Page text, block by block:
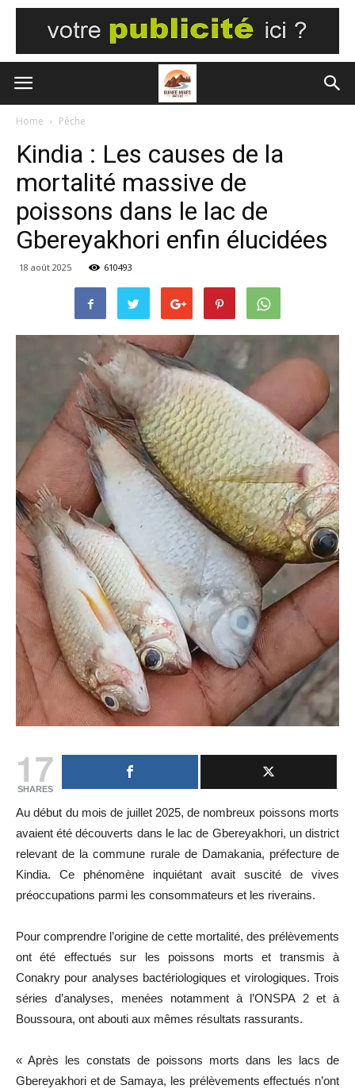
Home Pêche
Kindia : Les causes de la
mortalité massive de
poissons dans le lac de
Gbereyakhori enfin élucidées
18 août 2025 610493
17
SHARES
Au début du mois de juillet 2025, de nombreux poissons morts
avaient été découverts dans le lac de Gbereyakhori, un district
relevant de la commune rurale de Damakania, préfecture de
Kindia. Ce phénomène inquiétant avait suscité de vives
préoccupations parmi les consommateurs et les riverains.
Pour comprendre l’origine de cette mortalité, des prélèvements
ont été effectués sur les poissons morts et transmis à
Conakry pour analyses bactériologiques et virologiques. Trois
séries d’analyses, menées notamment à l’ONSPA 2 et à
Boussoura, ont abouti aux mêmes résultats rassurants.
« Après les constats de poissons morts dans les lacs de
Gbereyakhori et de Samaya, les prélèvements effectués n’ont